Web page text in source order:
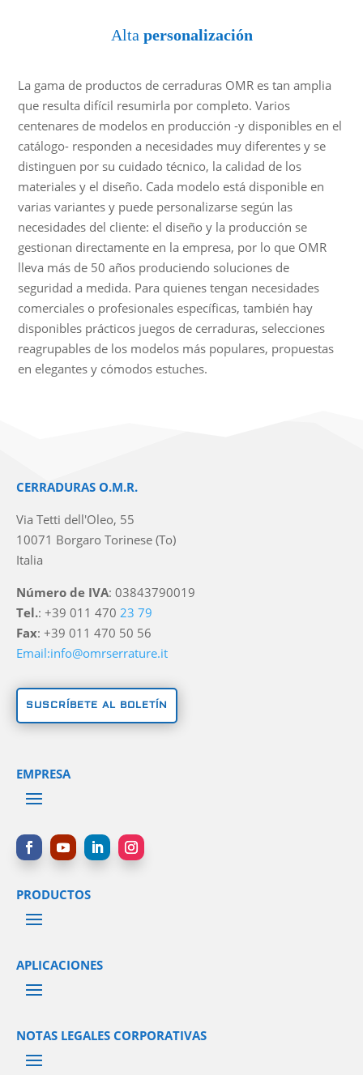
Alta personalización
La gama de productos de cerraduras OMR es tan amplia
que resulta difícil resumirla por completo. Varios
centenares de modelos en producción -y disponibles en el
catálogo- responden a necesidades muy diferentes y se
distinguen por su cuidado técnico, la calidad de los
materiales y el diseño. Cada modelo está disponible en
varias variantes y puede personalizarse según las
necesidades del cliente: el diseño y la producción se
gestionan directamente en la empresa, por lo que OMR
lleva más de 50 años produciendo soluciones de
seguridad a medida. Para quienes tengan necesidades
comerciales o profesionales específicas, también hay
disponibles prácticos juegos de cerraduras, selecciones
reagrupables de los modelos más populares, propuestas
en elegantes y cómodos estuches.
CERRADURAS O.M.R.
Via Tetti dell'Oleo, 55
10071 Borgaro Torinese (To)
Italia
Número de IVA: 03843790019
Tel.: +39 011 470 23 79
Fax: +39 011 470 50 56
Email:info@omrserrature.it
SUSCRÍBETE AL BOLETÍN
EMPRESA
PRODUCTOS
APLICACIONES
NOTAS LEGALES CORPORATIVAS